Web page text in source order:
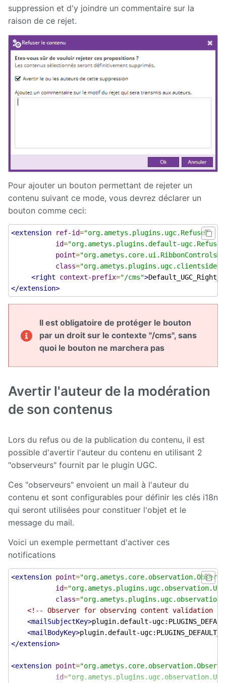
directory
Maps
Microsoft
365
Multimedia
Newsletter
Nextcloud
Pages
Page
Subscription
Rocket.Chat
Directory
Skin
factory
SMS
Social
networking
Survey
Syndication
Tagcloud
Translation
flagging
User
directory
Web
suppression et d'y joindre un commentaire sur la
raison de ce rejet.
Pour ajouter un bouton permettant de rejeter un
contenu suivant ce mode, vous devrez déclarer un
bouton comme ceci:
<extension ref-id="org.ametys.plugins.ugc.Refuse"
id="org.ametys.plugins.default-ugc.Refuse"
point=
class=
<right
context-prefix="/cms">
</extension>
Il est obligatoire de protéger le bouton
par un droit sur le contexte "/cms", sans
quoi le bouton ne marchera pas
Avertir l'auteur de la modération
de son contenus
Lors du refus ou de la publication du contenu, il est
possible d'avertir l'auteur du contenu en utilisant 2
"observeurs" fournit par le plugin UGC.
Ces "observeurs" envoient un mail à l'auteur du
contenu et sont configurables pour définir les clés i18n
qui seront utilisées pour constituer l'objet et le
message du mail.
Voici un exemple permettant d'activer ces
notifications
<extension point=
id=
class=
<!-- Observer for observing content validation --
<mailSubjectKey>plugin.default-
<mailBodyKey>plugin.default-
</extension>
<extension point=
id=